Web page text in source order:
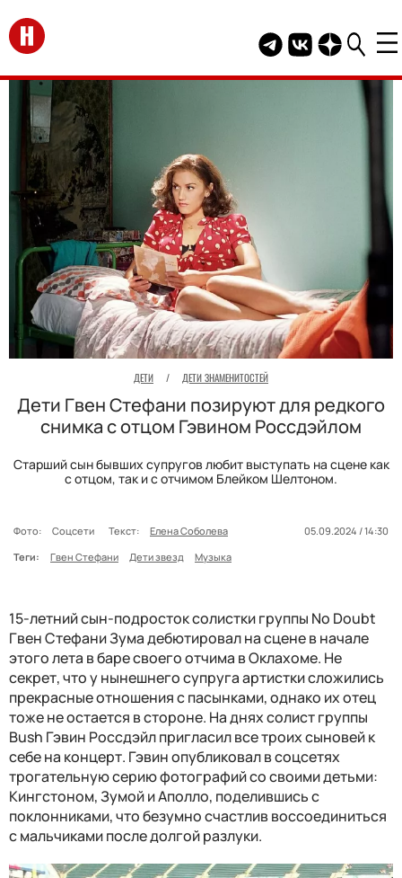
Перейти на главную
Telegram канал
Группа HELLO
Канал
ДЕТИ / ДЕТИ ЗНАМЕНИТОСТЕЙ
Дети Гвен Стефани позируют для редкого
снимка с отцом Гэвином Россдэйлом
Старший сын бывших супругов любит выступать на сцене как
с отцом, так и с отчимом Блейком Шелтоном.
Фото: Соцсети Текст: Елена Соболева
05.09.2024 / 14:30
Теги:
Гвен Стефани Дети звезд Музыка
15-летний сын-подросток солистки группы No Doubt
Гвен Стефани Зума дебютировал на сцене в начале
этого лета в баре своего отчима в Оклахоме. Не
секрет, что у нынешнего супруга артистки сложились
прекрасные отношения с пасынками, однако их отец
тоже не остается в стороне. На днях солист группы
Bush Гэвин Россдэйл пригласил все троих сыновей к
себе на концерт. Гэвин опубликовал в соцсетях
трогательную серию фотографий со своими детьми:
Кингстоном, Зумой и Аполло, поделившись с
поклонниками, что безумно счастлив воссоединиться
с мальчиками после долгой разлуки.